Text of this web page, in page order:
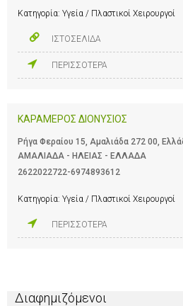
Κατηγορία: Υγεία / Πλαστικοί Χειρουργοί
ΙΣΤΟΣΕΛΙΔΑ
ΠΕΡΙΣΣΟΤΕΡΑ
ΚΑΡΑΜΕΡΟΣ ΔΙΟΝΥΣΙΟΣ
Ρήγα Φεραίου 15, Αμαλιάδα 272 00,
ΑΜΑΛΙΑΔΑ - ΗΛΕΙΑΣ - ΕΛΛΑΔΑ
2622022722-6974893612
Κατηγορία: Υγεία / Πλαστικοί Χειρουργοί
ΠΕΡΙΣΣΟΤΕΡΑ
Διαφημιζόμενοι